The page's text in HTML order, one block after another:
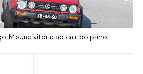
Moura: vitória ao cair do pano